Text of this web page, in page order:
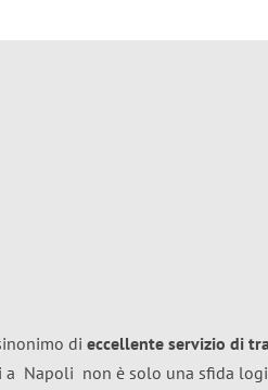
di eccellente servizio di
a Napoli non è solo una sfida